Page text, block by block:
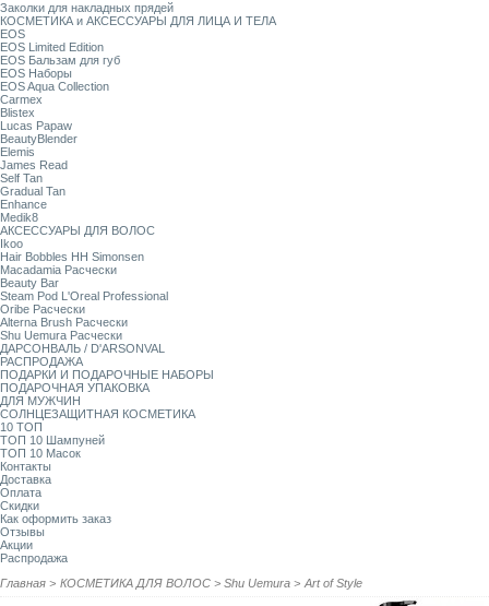
Заколки для накладных прядей
КОСМЕТИКА и АКСЕССУАРЫ ДЛЯ ЛИЦА И ТЕЛА
EOS
EOS Limited Edition
EOS Бальзам для губ
EOS Наборы
EOS Aqua Collection
Carmex
Blistex
Lucas Papaw
BeautyBlender
Elemis
James Read
Self Tan
Gradual Tan
Enhance
Medik8
АКСЕССУАРЫ ДЛЯ ВОЛОС
Ikoo
Hair Bobbles HH Simonsen
Macadamia Расчески
Beauty Bar
Steam Pod L'Oreal Professional
Oribe Расчески
Alterna Brush Расчески
Shu Uemura Расчески
ДАРСОНВАЛЬ / D'ARSONVAL
РАСПРОДАЖА
ПОДАРКИ И ПОДАРОЧНЫЕ НАБОРЫ
ПОДАРОЧНАЯ УПАКОВКА
ДЛЯ МУЖЧИН
СОЛНЦЕЗАЩИТНАЯ КОСМЕТИКА
10 ТОП
ТОП 10 Шампуней
ТОП 10 Масок
Контакты
Доставка
Оплата
Скидки
Как оформить заказ
Отзывы
Акции
Распродажа
Главная > КОСМЕТИКА ДЛЯ ВОЛОС > Shu Uemura > Art of Style